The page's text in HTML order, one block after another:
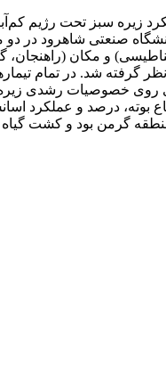
زیره سبز تحت رژیم
دانشکده کشاورزی دانشگاه
و­ مکان (راهنجان،
خصوصیات رشدی زیره
گرمن بود و کشت